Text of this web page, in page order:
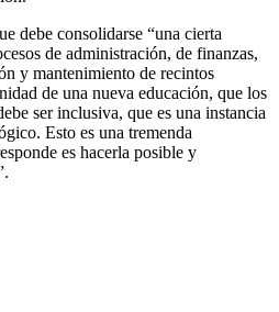
debe consolidarse “una cierta
de administración, de finanzas,
y mantenimiento de recintos
de una nueva educación, que los
ser inclusiva, que es una instancia
Esto es una tremenda
es hacerla posible y